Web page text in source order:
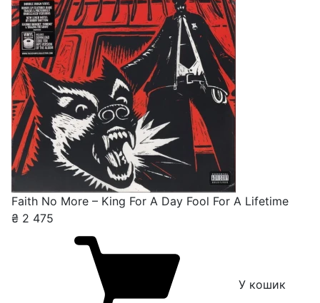
Faith No More – King For A Day Fool For A Lifetime
₴ 2 475
У кошик